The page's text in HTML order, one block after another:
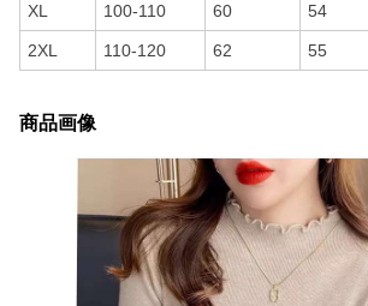
XL 100-110 60 54
2XL 110-120 62 55
商品画像